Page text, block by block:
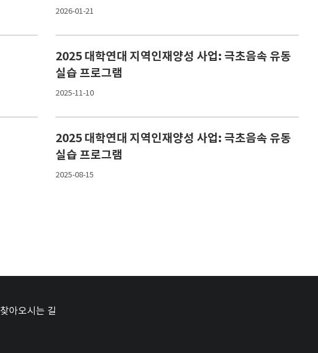
2026-01-21
2025 대학연대 지역인재양성 사업: 극초음속 유동
실습 프로그램
2025-11-10
2025 대학연대 지역인재양성 사업: 극초음속 유동
실습 프로그램
2025-08-15
찾아오시는 길